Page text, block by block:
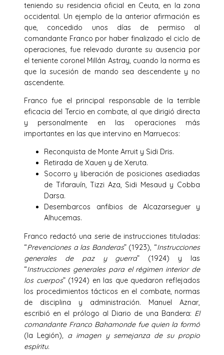
teniendo su residencia oficial en Ceuta, en la zona
occidental. Un ejemplo de la anterior afirmación es
que, concedido unos días de permiso al
comandante Franco por haber finalizado el ciclo de
operaciones, fue relevado durante su ausencia por
el teniente coronel Millán Astray, cuando la norma es
que la sucesión de mando sea descendente y no
ascendente.
Franco fue el principal responsable de la terrible
eficacia del Tercio en combate, al que dirigió directa
y personalmente en las operaciones más
importantes en las que intervino en Marruecos:
Reconquista de Monte Arruit y Sidi Dris.
Retirada de Xauen y de Xeruta.
Socorro y liberación de posiciones asediadas
de Tifarauín, Tizzi Aza, Sidi Mesaud y Cobba
Darsa.
Desembarcos anfibios de Alcazarseguer y
Alhucemas.
Franco redactó una serie de instrucciones tituladas:
“Prevenciones a las Banderas” (1923), “Instrucciones
generales de paz y guerra” (1924) y las
“Instrucciones generales para el régimen interior de
los cuerpos” (1924) en las que quedaron reflejados
los procedimientos tácticos en el combate, normas
de disciplina y administración. Manuel Aznar,
escribió en el prólogo al Diario de una Bandera: El
comandante Franco Bahamonde fue quien la formó
(la Legión) , a imagen y semejanza de su propio
espíritu.